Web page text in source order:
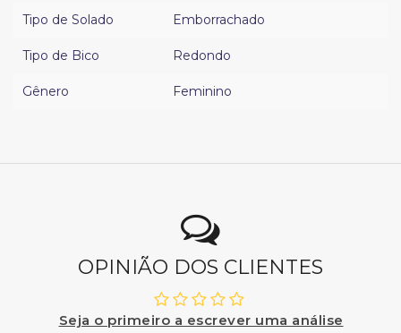
Tipo de Solado Emborrachado
Tipo de Bico Redondo
Gênero Feminino
OPINIÃO DOS CLIENTES
Seja o primeiro a escrever uma análise